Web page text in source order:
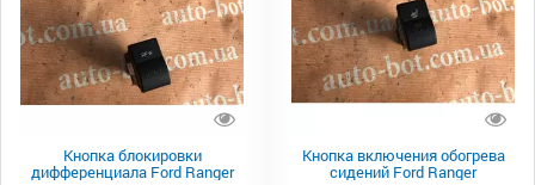
Кнопка блокировки
дифференциала Ford Ranger
Кнопка включения обогрева
сидений Ford Ranger